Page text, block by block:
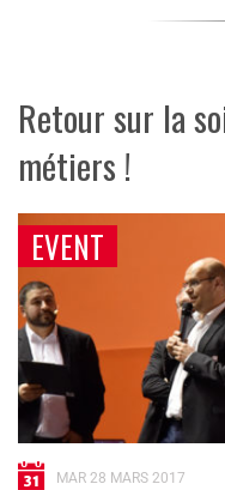
Retour sur la
métiers !
EVENT
MAR 28 MARS 2017